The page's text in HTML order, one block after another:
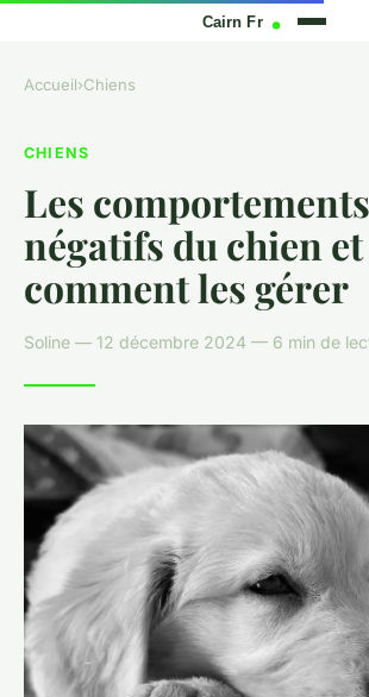
Accueil›Chiens
CHIENS
Les comportements
négatifs du chien et
comment les gérer
Soline — 12 décembre 2024 — 6 min de